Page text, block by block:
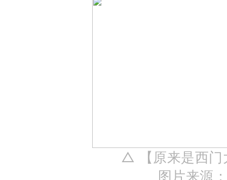
△ 【原来是西门
图片来源